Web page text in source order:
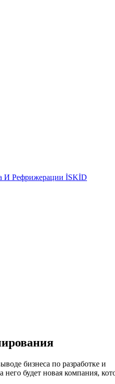
И Рефрижерации İSKİD
бизнеса по разработке и
будет новая компания,